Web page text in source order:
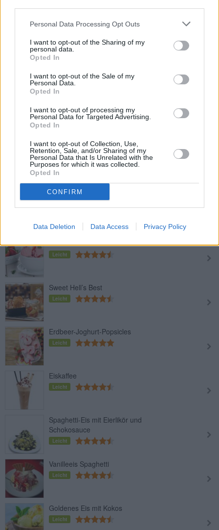
Personal Data Processing Opt Outs
I want to opt-out of the Sharing of my
personal data.
Opted In
I want to opt-out of the Sale of my
Personal Data.
Opted In
I want to opt-out of processing my
Personal Data for Targeted Advertising.
Opted In
I want to opt-out of Collection, Use,
Retention, Sale, and/or Sharing of my
Personal Data that Is Unrelated with the
Purposes for which it was collected.
Opted In
CONFIRM
Data Deletion Data Access Privacy Policy
Pistazieneis
Mittel
Choco-Pops-Eis
Leicht
Schokolade-Oreo-Eiscremekuchen
Leicht
Pfirsich Melba
Erdbeereis ohne Zucker
Leicht
Sweet Hell’s Best
Leicht
Erdbeer-Joghurt-Popsicles
Leicht
Eiskaffee
Leicht
Spaghetti-Eis mit Eierlikör und
Schokosauce
Leicht
Vanilleeis Spaghetti
Leicht
Goldenes Eis mit Kokos
Leicht